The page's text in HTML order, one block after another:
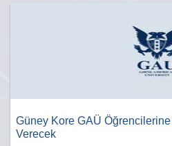
Güney Kore GAÜ
Verecek